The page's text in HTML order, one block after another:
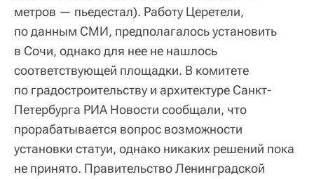
метров — пьедестал). Работу Церетели,
по данным СМИ, предполагалось установить
в Сочи, однако для нее не нашлось
соответствующей площадки. В комитете
по градостроительству и архитектуре Санкт-
Петербурга РИА Новости сообщали, что
прорабатывается вопрос возможности
установки статуи, однако никаких решений пока
не принято. Правительство Ленинградской